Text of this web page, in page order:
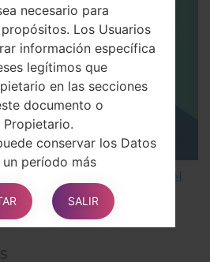
datos de fábrica a través del
LG Cookie KP501?
necesario para
Los Usuarios
información específica
legítimos que
en las secciones
documento o
conservar los Datos
período más
que el Usuario haya
para dicho
mientras no se retire
estar obligado a
SALIR